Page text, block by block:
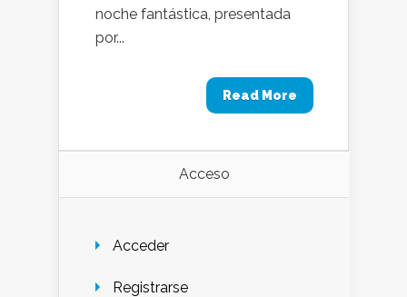
noche fantástica, presentada
por...
Read More
Acceso
Acceder
Registrarse